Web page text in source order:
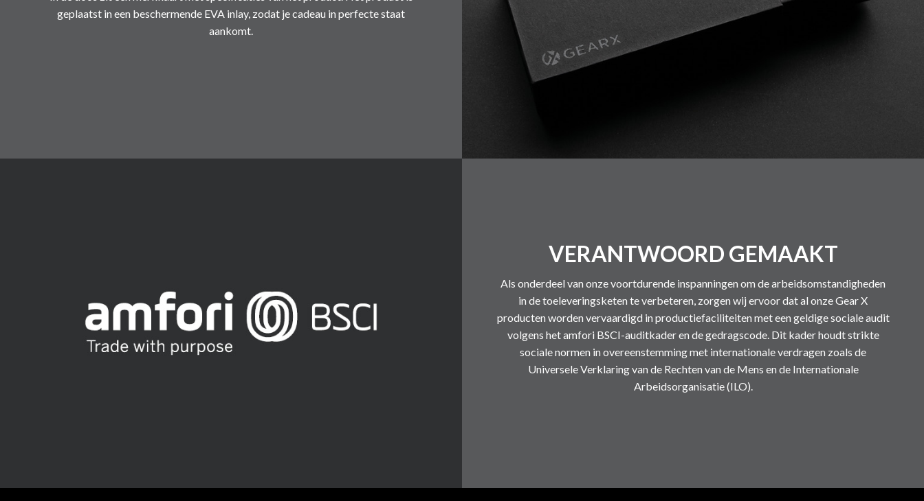
geplaatst in een beschermende EVA inlay, zodat je cadeau in perfecte staat
aankomt.
VERANTWOORD GEMAAKT
Als onderdeel van onze voortdurende inspanningen om de arbeidsomstandigheden
in de toeleveringsketen te verbeteren, zorgen wij ervoor dat al onze Gear X
producten worden vervaardigd in productiefaciliteiten met een geldige sociale audit
volgens het amfori BSCI-auditkader en de gedragscode. Dit kader houdt strikte
sociale normen in overeenstemming met internationale verdragen zoals de
Universele Verklaring van de Rechten van de Mens en de Internationale
Arbeidsorganisatie (ILO).